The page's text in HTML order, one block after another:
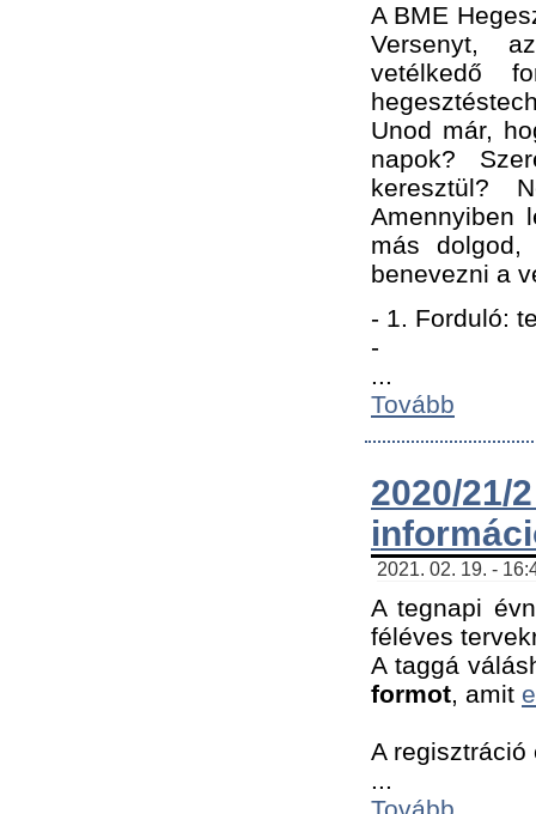
A BME
Versenyt,
vetélkedő
Unod már,
napok?
keresztül?
Amennyiben
más
benevezni a
- 1. Forduló:
-
...
Tovább
2020/
2021. 02. 19. -
A tegnapi
féléves
A taggá
formot, amit
A
...